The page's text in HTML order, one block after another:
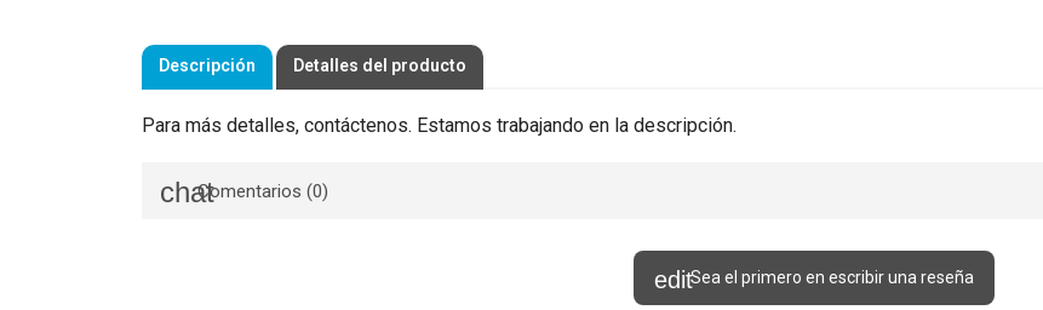
Descripción Detalles del producto
Para más detalles, contáctenos. Estamos trabajando en la descripción.
Comentarios (0)
Sea el primero en escribir una reseña